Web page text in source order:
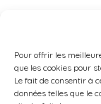
Pour offrir les
que les cookies pour
Le fait de consentir à
données telles que le
ADRESSE